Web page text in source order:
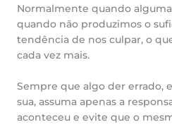
Normalmente quando
quando não produzimos o
tendência de nos culpar, o
cada vez mais.
Sempre que algo der errado,
sua, assuma apenas a
aconteceu e evite que o